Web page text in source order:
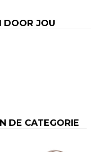
DOOR JOU
DE CATEGORIE